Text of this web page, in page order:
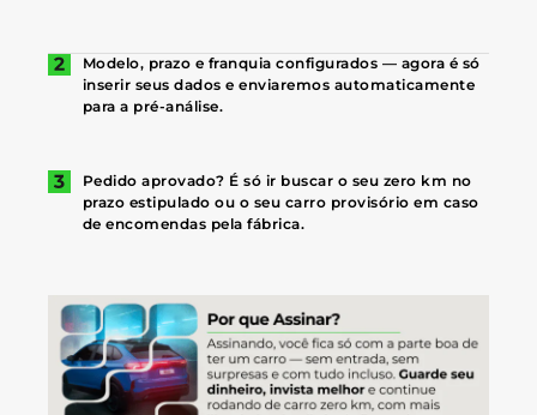
Modelo, prazo e franquia configurados — agora é só
inserir seus dados e enviaremos automaticamente
para a pré-análise.
Pedido aprovado? É só ir buscar o seu zero km no
prazo estipulado ou o seu carro provisório em caso
de encomendas pela fábrica.